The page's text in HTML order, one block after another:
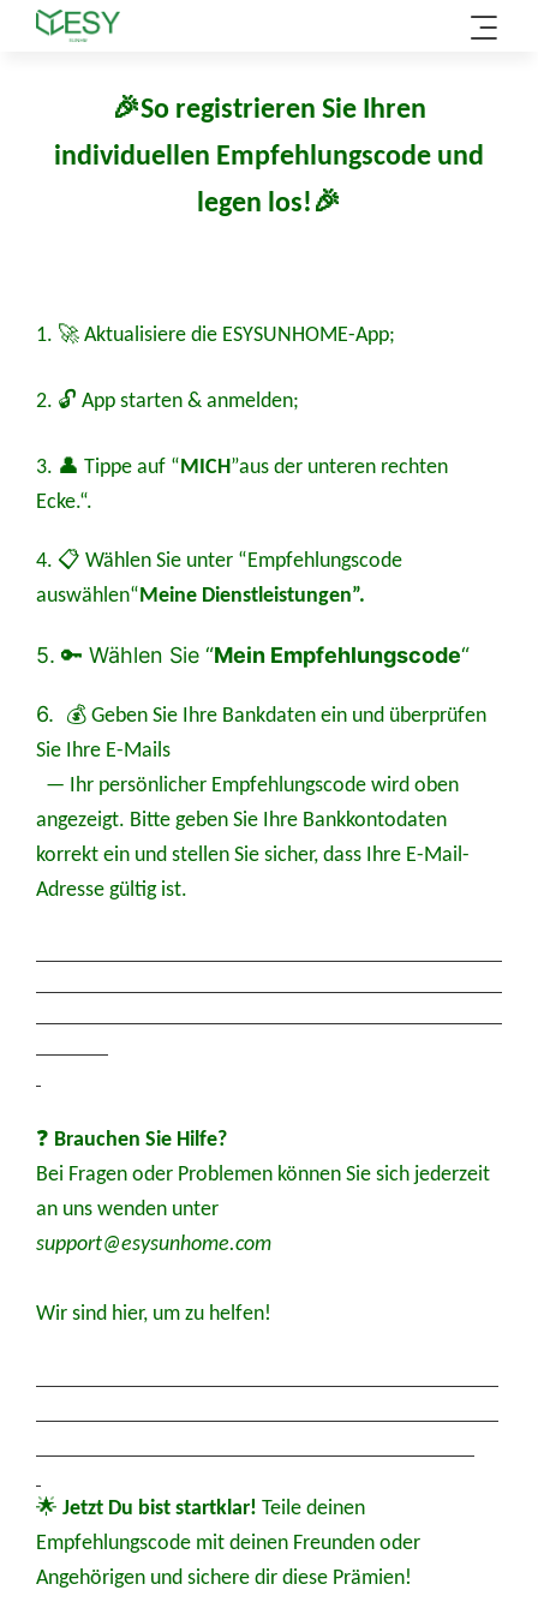
Zum
Inhalt
🎉So registrieren Sie Ihren
individuellen Empfehlungscode und
legen los!🎉
1. 🚀 Aktualisiere die ESYSUNHOME-App;
2. 🔓 App starten & anmelden;
3. 👤 Tippe auf “MICH”aus der unteren rechten
Ecke.“.
4. 📋 Wählen Sie unter “Empfehlungscode
auswählen“Meine Dienstleistungen”.
5. 🔑 Wählen Sie “Mein Empfehlungscode“
6.
💰 Geben Sie Ihre Bankdaten ein und überprüfen
Sie Ihre E-Mails
— Ihr persönlicher Empfehlungscode wird oben
angezeigt. Bitte geben Sie Ihre Bankkontodaten
korrekt ein und stellen Sie sicher, dass Ihre E-Mail-
Adresse gültig ist.
❓ Brauchen Sie Hilfe?
Bei Fragen oder Problemen können Sie sich jederzeit
an uns wenden unter
support@esysunhome.com
Wir sind hier, um zu helfen!
🌟 Jetzt Du bist startklar! Teile deinen
Empfehlungscode mit deinen Freunden oder
Angehörigen und sichere dir diese Prämien!